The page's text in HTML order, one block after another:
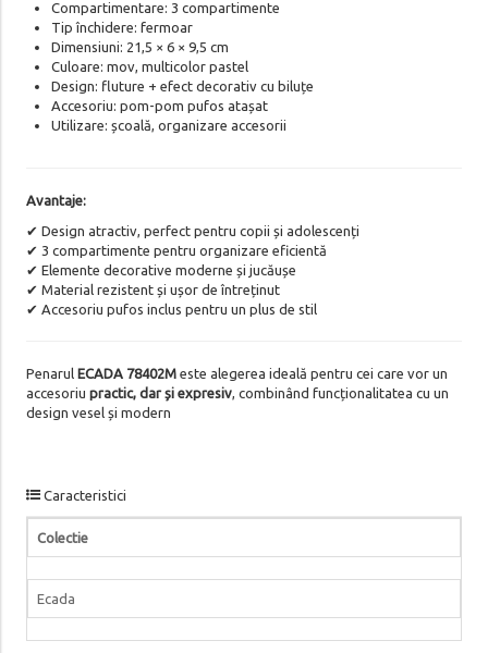
Compartimentare: 3 compartimente
Tip închidere: fermoar
Dimensiuni: 21,5 × 6 × 9,5 cm
Culoare: mov, multicolor pastel
Design: fluture + efect decorativ cu biluțe
Accesoriu: pom-pom pufos atașat
Utilizare: școală, organizare accesorii
Avantaje:
✔ Design atractiv, perfect pentru copii și adolescenți
✔ 3 compartimente pentru organizare eficientă
✔ Elemente decorative moderne și jucăușe
✔ Material rezistent și ușor de întreținut
✔ Accesoriu pufos inclus pentru un plus de stil
Penarul ECADA 78402Meste alegerea ideală pentru cei care vor un
accesoriu practic, dar și expresiv, combinând funcționalitatea cu un
design vesel și modern
Caracteristici
Colectie
Ecada